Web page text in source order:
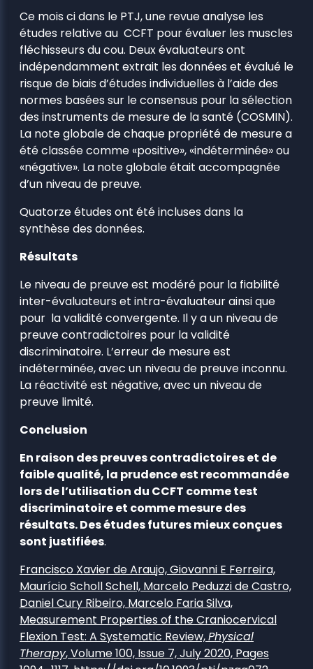
Ce mois ci dans le PTJ, une revue analyse les
études relative au CCFT pour évaluer les muscles
fléchisseurs du cou. Deux évaluateurs ont
indépendamment extrait les données et évalué le
risque de biais d’études individuelles à l’aide des
normes basées sur le consensus pour la sélection
des instruments de mesure de la santé (COSMIN).
La note globale de chaque propriété de mesure a
été classée comme «positive», «indéterminée» ou
«négative». La note globale était accompagnée
d’un niveau de preuve.
Quatorze études ont été incluses dans la
synthèse des données.
Résultats
Le niveau de preuve est modéré pour la fiabilité
inter-évaluateurs et intra-évaluateur ainsi que
pour la validité convergente. Il y a un niveau de
preuve contradictoires pour la validité
discriminatoire. L’erreur de mesure est
indéterminée, avec un niveau de preuve inconnu.
La réactivité est négative, avec un niveau de
preuve limité.
Conclusion
En raison des preuves contradictoires et de
faible qualité, la prudence est recommandée
lors de l’utilisation du CCFT comme test
discriminatoire et comme mesure des
résultats. Des études futures mieux conçues
sont justifiées.
Francisco Xavier de Araujo, Giovanni E Ferreira,
Maurício Scholl Schell, Marcelo Peduzzi de Castro,
Daniel Cury Ribeiro, Marcelo Faria Silva,
Measurement Properties of the Craniocervical
Flexion Test: A Systematic Review,Physical
Therapy, Volume 100, Issue 7, July 2020, Pages